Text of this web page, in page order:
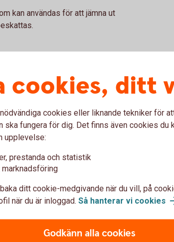
kan användas för att jämna ut
av en del av vinsten till ett
men fonden måste återföras
att jämna ut resultat mellan år
kvar i verksamheten och
skapa mer likvärdiga
i företaget för framtida
cookies, ditt
cookies eller liknande tekniker för
ska fungera för dig. Det finns även cookies du
upplevelse:
prestanda och statistik
marknadsföring
ditt cookie-medgivande när du vill, på
när du är inloggad. Så hanterar vi cookies
Godkänn alla cookies